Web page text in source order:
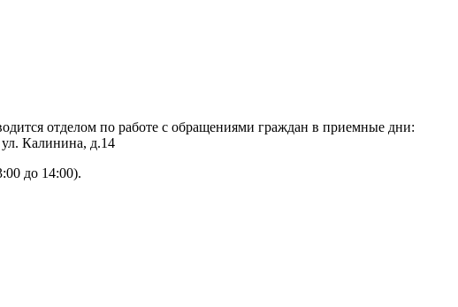
отделом по работе с обращениями граждан в приемные дни:
Калинина, д.14
до 14:00).